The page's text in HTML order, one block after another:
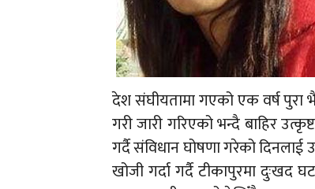
देश संघीयतामा गएको एक वर्ष पुरा
गरी जारी गरिएको भन्दै बाहिर
गर्दै संविधान घोषणा गरेको
खोजी गर्दा गर्दै टीकापुरमा दुःखद